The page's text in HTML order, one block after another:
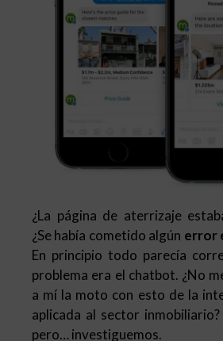
¿La página de aterrizaje
¿Se había cometido algún error
En principio todo parecía
problema era el chatbot. ¿No
a mí la moto con esto de la
aplicada al sector
pero… investiguemos.